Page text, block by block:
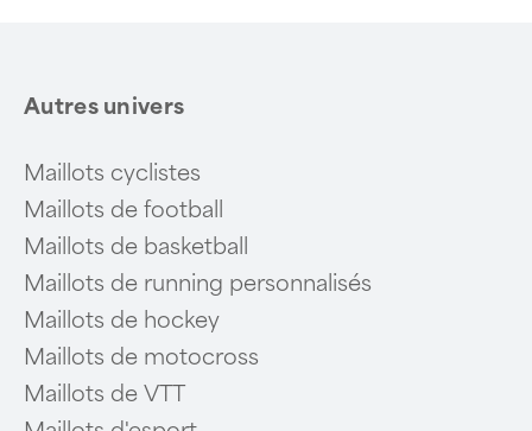
Autres univers
Maillots cyclistes
Maillots de football
Maillots de basketball
Maillots de running personnalisés
Maillots de hockey
Maillots de motocross
Maillots de VTT